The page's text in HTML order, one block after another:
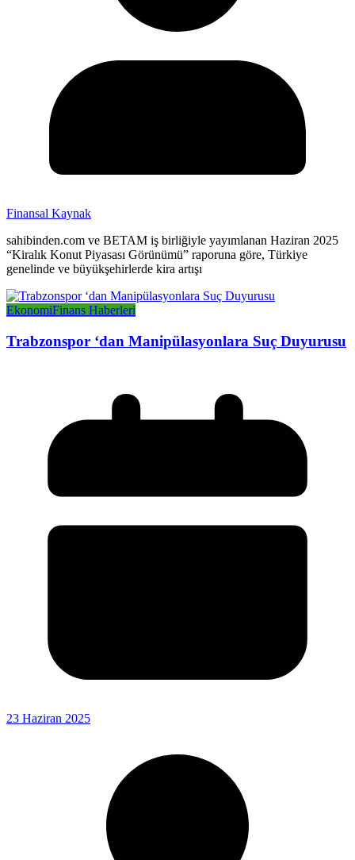
Finansal Kaynak
sahibinden.com ve BETAM iş birliğiyle yayımlanan Haziran 2025
“Kiralık Konut Piyasası Görünümü” raporuna göre, Türkiye
genelinde ve büyükşehirlerde kira artışı
EkonomiFinans Haberleri
Trabzonspor ‘dan Manipülasyonlara Suç Duyurusu
23 Haziran 2025